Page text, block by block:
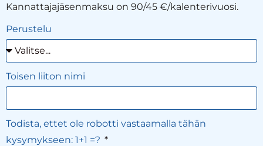
Kannattajajäsenmaksu on 90/45 €/kalenterivuosi.
Perustelu
Toisen liiton nimi
Todista, ettet ole robotti vastaamalla tähän
kysymykseen: 1+1 =?